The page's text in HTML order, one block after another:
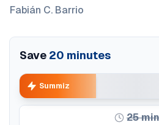
Fabián C. Barrio
Save 20 minutes
Summiz
25min